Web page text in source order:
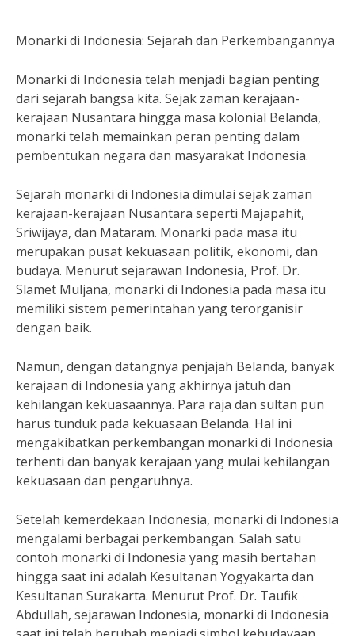
Monarki di Indonesia: Sejarah dan Perkembangannya
Monarki di Indonesia telah menjadi bagian penting
dari sejarah bangsa kita. Sejak zaman kerajaan-
kerajaan Nusantara hingga masa kolonial Belanda,
monarki telah memainkan peran penting dalam
pembentukan negara dan masyarakat Indonesia.
Sejarah monarki di Indonesia dimulai sejak zaman
kerajaan-kerajaan Nusantara seperti Majapahit,
Sriwijaya, dan Mataram. Monarki pada masa itu
merupakan pusat kekuasaan politik, ekonomi, dan
budaya. Menurut sejarawan Indonesia, Prof. Dr.
Slamet Muljana, monarki di Indonesia pada masa itu
memiliki sistem pemerintahan yang terorganisir
dengan baik.
Namun, dengan datangnya penjajah Belanda, banyak
kerajaan di Indonesia yang akhirnya jatuh dan
kehilangan kekuasaannya. Para raja dan sultan pun
harus tunduk pada kekuasaan Belanda. Hal ini
mengakibatkan perkembangan monarki di Indonesia
terhenti dan banyak kerajaan yang mulai kehilangan
kekuasaan dan pengaruhnya.
Setelah kemerdekaan Indonesia, monarki di Indonesia
mengalami berbagai perkembangan. Salah satu
contoh monarki di Indonesia yang masih bertahan
hingga saat ini adalah Kesultanan Yogyakarta dan
Kesultanan Surakarta. Menurut Prof. Dr. Taufik
Abdullah, sejarawan Indonesia, monarki di Indonesia